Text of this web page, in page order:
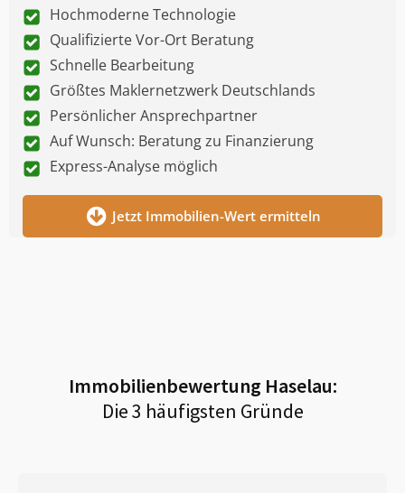
Hochmoderne Technologie
Qualifizierte Vor-Ort Beratung
Schnelle Bearbeitung
Größtes Maklernetzwerk Deutschlands
Persönlicher Ansprechpartner
Auf Wunsch: Beratung zu Finanzierung
Express-Analyse möglich
Jetzt Immobilien-Wert ermitteln
Immobilienbewertung Haselau:
Die 3 häufigsten Gründe